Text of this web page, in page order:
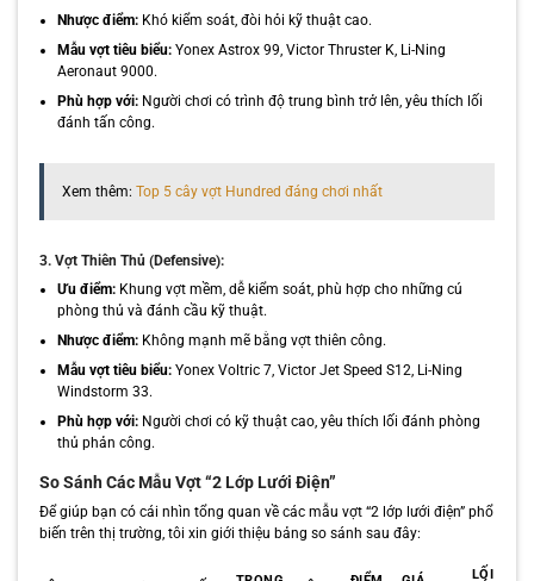
Nhược điểm:Khó kiểm soát, đòi hỏi kỹ thuật cao.
Mẫu vợt tiêu biểu:Yonex Astrox 99, Victor Thruster K, Li-Ning
Aeronaut 9000.
Phù hợp với:Người chơi có trình độ trung bình trở lên, yêu thích lối
đánh tấn công.
Xem thêm: Top 5 cây vợt Hundred đáng chơi nhất
3. Vợt Thiên Thủ (Defensive):
Ưu điểm:Khung vợt mềm, dễ kiểm soát, phù hợp cho những cú
phòng thủ và đánh cầu kỹ thuật.
Nhược điểm:Không mạnh mẽ bằng vợt thiên công.
Mẫu vợt tiêu biểu:Yonex Voltric 7, Victor Jet Speed S12, Li-Ning
Windstorm 33.
Phù hợp với:Người chơi có kỹ thuật cao, yêu thích lối đánh phòng
thủ phản công.
So Sánh Các Mẫu Vợt “2 Lớp Lưới Điện”
Để giúp bạn có cái nhìn tổng quan về các mẫu vợt “2 lớp lưới điện” phổ
biến trên thị trường, tôi xin giới thiệu bảng so sánh sau đây:
LỐI